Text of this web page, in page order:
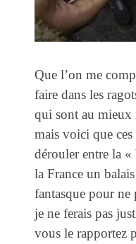
Que l’on me
faire dans les
qui sont au mieux
mais voici que
dérouler entre la
la France un
fantasque pour ne
je ne ferais pas
vous le rapportez